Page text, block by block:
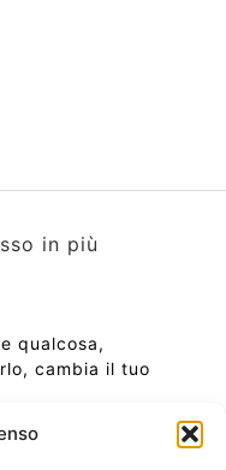
in più
qualcosa,
cambia il tuo